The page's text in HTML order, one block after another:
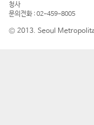
청사
문의전화 : 02-459-8005
© 2013. Seoul